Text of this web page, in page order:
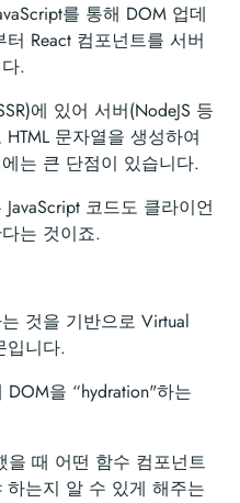
를 통해 DOM 업데
React 컴포넌트를 서버
.
에 있어 서버(NodeJS 등
문자열을 생성하여
는 큰 단점이 있습니다.
코드도 클라이언
는 것이죠.
것을 기반으로 Virtual
입니다.
을 “hydration"하는
을 때 어떤 함수 컴포넌트
는지 알 수 있게 해주는